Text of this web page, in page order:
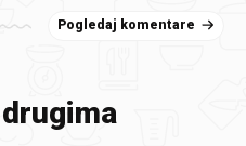
Pogledaj komentare